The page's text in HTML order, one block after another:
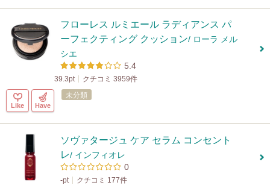
フローレス ルミエール ラディアンス パ
ーフェクティング クッション/ ローラ メル
シエ
5.4
39.3pt クチコミ 3959件
Like Have
未分類
ソヴァタージュ ケア セラム コンセント
レ/ インフィオレ
0
-pt クチコミ 177件